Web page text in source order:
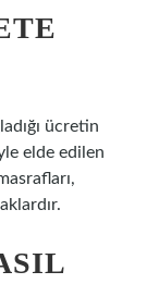
ücretin
elde edilen